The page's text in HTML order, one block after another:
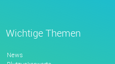
Wichtige Themen
News